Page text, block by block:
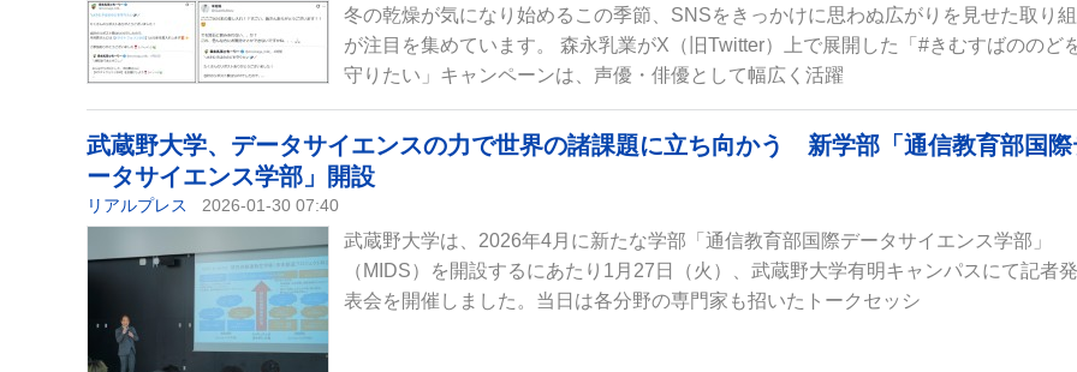
冬の乾燥が気になり始めるこの季節、SNSをきっかけに思わぬ広がりを見せた取り
が注目を集めています。 森永乳業がX（旧Twitter）上で展開した「#きむすばののど
守りたい」キャンペーンは、声優・俳優として幅広く活躍
武蔵野⼤学、データサイエンスの力で世界の諸課題に立ち向かう 新学部「通信教育部国際
ータサイエンス学部」開設
リアルプレス 2026-01-30 07:40
武蔵野大学は、2026年4月に新たな学部「通信教育部国際データサイエンス学部」
（MIDS）を開設するにあたり1月27日（火）、武蔵野大学有明キャンパスにて記者発
表会を開催しました。当日は各分野の専門家も招いたトークセッシ